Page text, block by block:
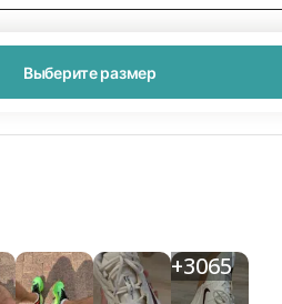
Выберите размер
+3065